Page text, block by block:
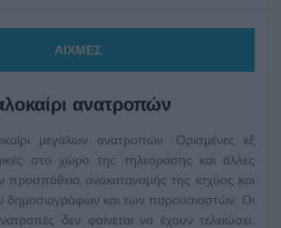
ΑΙΧΜΕΣ
ανατροπών
μεγάλων ανατροπών. Ορισμένες εξ
στο χώρο της τηλεόρασης και άλλες
προσπάθεια ανακατανομής της ισχύος και
δημοσιογράφων και των παρουσιαστών. Οι
δεν φαίνεται να έχουν τελειώσει.